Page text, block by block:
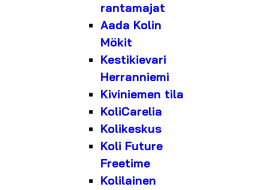
rantamajat
Aada Kolin
Mökit
Kestikievari
Herranniemi
Kiviniemen tila
KoliCarelia
Kolikeskus
Koli Future
Freetime
Kolilainen